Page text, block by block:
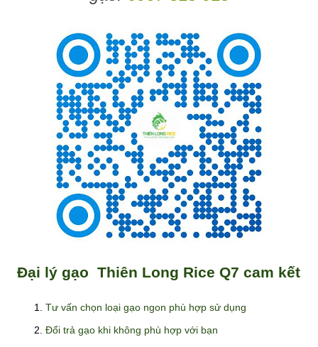
Đại lý gạo Thiên Long Rice Q7 cam kết
Tư vấn chọn loại gạo ngon phù hợp sử dụng
Đổi trả gạo khi không phù hợp với bạn